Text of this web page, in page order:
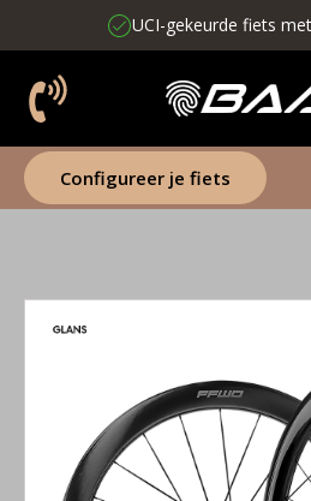
UCI-gekeurde fiets met 2 jaar garantie
Configureer je fiets